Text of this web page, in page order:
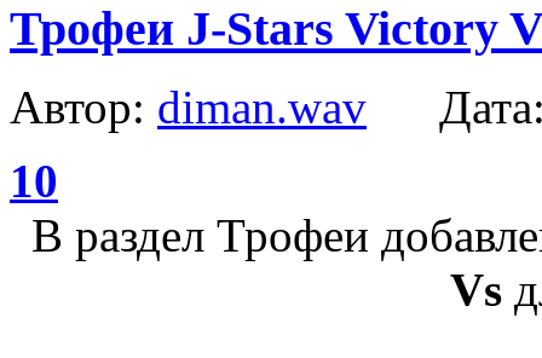
Трофеи J-Stars Victory
Автор: diman.wav
10
В раздел Трофеи
Vs